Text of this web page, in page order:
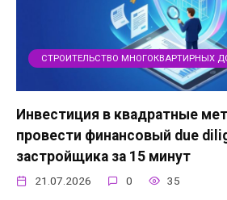
СТРОИТЕЛЬСТВО МНОГОКВАРТИРНЫХ
Инвестиция в квадратные
провести финансовый due
застройщика за 15 минут
21.07.2026 0 35